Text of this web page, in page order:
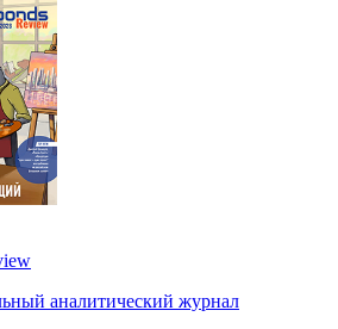
аналитический журнал